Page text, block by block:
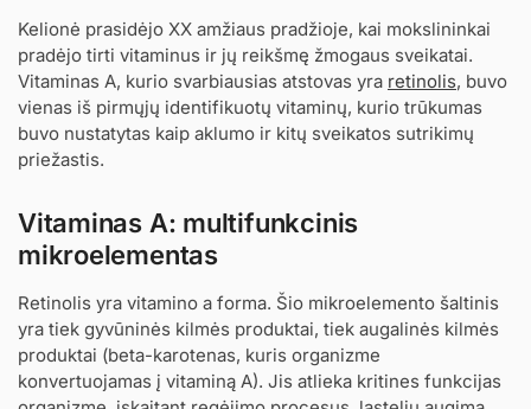
Kelionė prasidėjo XX amžiaus pradžioje, kai mokslininkai
pradėjo tirti vitaminus ir jų reikšmę žmogaus sveikatai.
Vitaminas A, kurio svarbiausias atstovas yra retinolis, buvo
vienas iš pirmųjų identifikuotų vitaminų, kurio trūkumas
buvo nustatytas kaip aklumo ir kitų sveikatos sutrikimų
priežastis.
Vitaminas A: multifunkcinis
mikroelementas
Retinolis yra vitamino a forma. Šio mikroelemento šaltinis
yra tiek gyvūninės kilmės produktai, tiek augalinės kilmės
produktai (beta-karotenas, kuris organizme
konvertuojamas į vitaminą A). Jis atlieka kritines funkcijas